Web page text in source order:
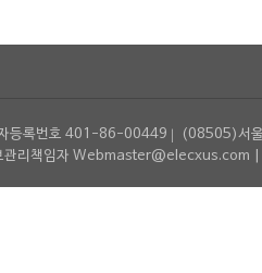
등록번호 401-86-00449
(08505)서
관리책임자